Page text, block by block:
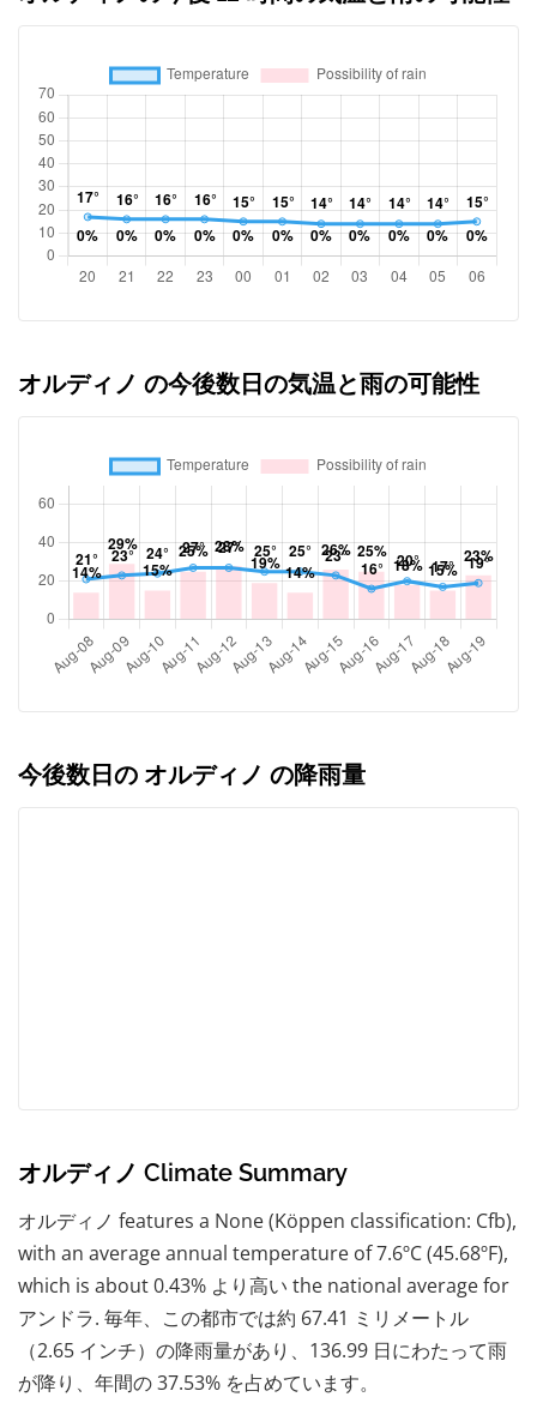
オルディノ の今後数日の気温と雨の可能性
今後数日の オルディノ の降雨量
オルディノ Climate Summary
オルディノ features a None (Köppen classification: Cfb),
with an average annual temperature of 7.6ºC (45.68ºF),
which is about 0.43% より高い the national average for
アンドラ. 毎年、この都市では約 67.41 ミリメートル
（2.65 インチ）の降雨量があり、136.99 日にわたって雨
が降り、年間の 37.53% を占めています。